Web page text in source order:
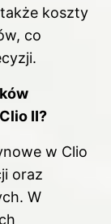
koszty
co
II?
w Clio
oraz
W